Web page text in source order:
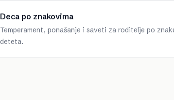
Deca po znakovima
Temperament, ponašanje i saveti za roditelje po
deteta.